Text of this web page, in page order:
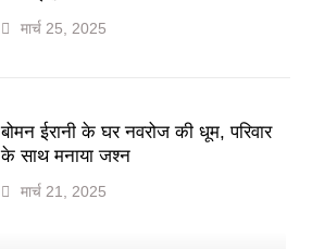
मार्च 25, 2025
बोमन ईरानी के घर नवरोज की धूम, परिवार
के साथ मनाया जश्न
मार्च 21, 2025